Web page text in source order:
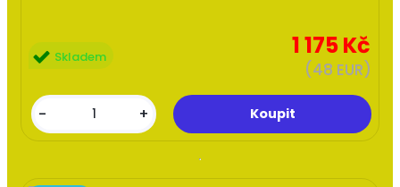
1 175 Kč
(48 EUR)
Skladem
- +